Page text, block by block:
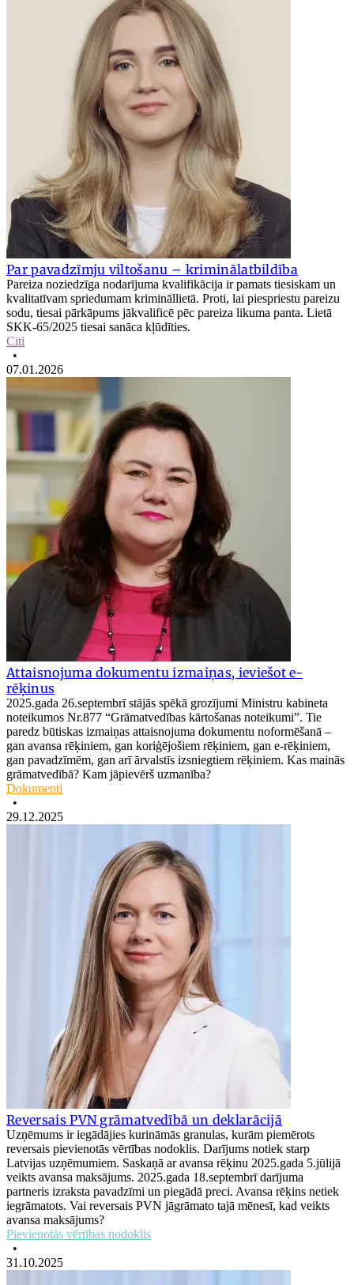
Par pavadzīmju viltošanu – kriminālatbildība
Pareiza noziedzīga nodarījuma kvalifikācija ir pamats tiesiskam un
kvalitatīvam spriedumam krimināllietā. Proti, lai piespriestu pareizu
sodu, tiesai pārkāpums jākvalificē pēc pareiza likuma panta. Lietā
SKK-65/2025 tiesai sanāca kļūdīties.
Citi
•
07.01.2026
Attaisnojuma dokumentu izmaiņas, ieviešot e-
rēķinus
2025.gada 26.septembrī stājās spēkā grozījumi Ministru kabineta
noteikumos Nr.877 “Grāmatvedības kārtošanas noteikumi”. Tie
paredz būtiskas izmaiņas attaisnojuma dokumentu noformēšanā –
gan avansa rēķiniem, gan koriģējošiem rēķiniem, gan e-rēķiniem,
gan pavadzīmēm, gan arī ārvalstīs izsniegtiem rēķiniem. Kas mainās
grāmatvedībā? Kam jāpievērš uzmanība?
Dokumenti
•
29.12.2025
Reversais PVN grāmatvedībā un deklarācijā
Uzņēmums ir iegādājies kurināmās granulas, kurām piemērots
reversais pievienotās vērtības nodoklis. Darījums notiek starp
Latvijas uzņēmumiem. Saskaņā ar avansa rēķinu 2025.gada 5.jūlijā
veikts avansa maksājums. 2025.gada 18.septembrī darījuma
partneris izraksta pavadzīmi un piegādā preci. Avansa rēķins netiek
iegrāmatots. Vai reversais PVN jāgrāmato tajā mēnesī, kad veikts
avansa maksājums?
Pievienotās vērtības nodoklis
•
31.10.2025